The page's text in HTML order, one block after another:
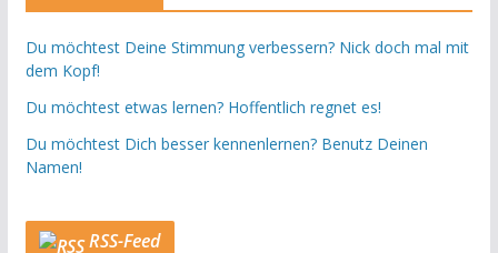
Du möchtest Deine Stimmung verbessern? Nick doch mal mit
dem Kopf!
Du möchtest etwas lernen? Hoffentlich regnet es!
Du möchtest Dich besser kennenlernen? Benutz Deinen
Namen!
RSS-Feed